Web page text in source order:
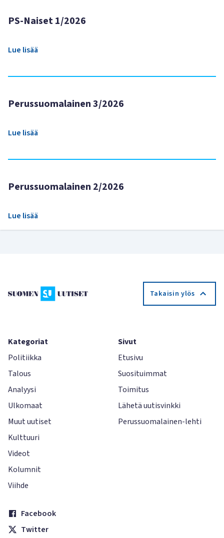
PS-Naiset 1/2026
Lue lisää
Perussuomalainen 3/2026
Lue lisää
Perussuomalainen 2/2026
Lue lisää
Takaisin ylös
Kategoriat
Politiikka
Talous
Analyysi
Ulkomaat
Muut uutiset
Kulttuuri
Videot
Kolumnit
Viihde
Sivut
Etusivu
Suosituimmat
Toimitus
Lähetä uutisvinkki
Perussuomalainen-lehti
Facebook
Twitter